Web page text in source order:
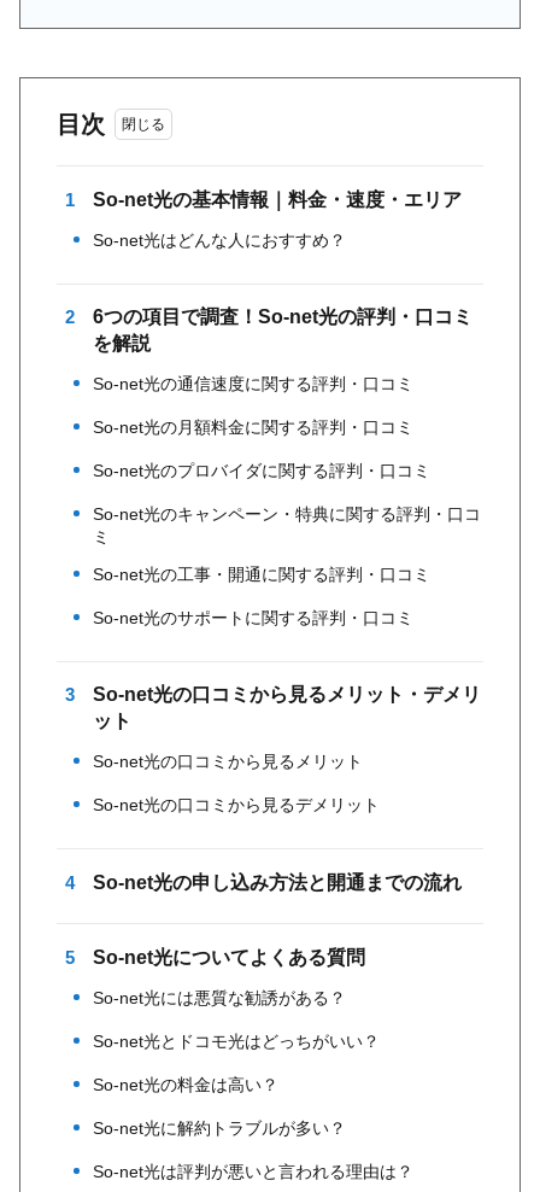
目次
1 So-net光の基本情報｜料金・速度・エリア
So-net光はどんな人におすすめ？
2
6つの項目で調査！So-net光の評判・口コミ
を解説
So-net光の通信速度に関する評判・口コミ
So-net光の月額料金に関する評判・口コミ
So-net光のプロバイダに関する評判・口コミ
So-net光のキャンペーン・特典に関する評判・口コ
ミ
So-net光の工事・開通に関する評判・口コミ
So-net光のサポートに関する評判・口コミ
3
So-net光の口コミから見るメリット・デメリ
ット
So-net光の口コミから見るメリット
So-net光の口コミから見るデメリット
4 So-net光の申し込み方法と開通までの流れ
5 So-net光についてよくある質問
So-net光には悪質な勧誘がある？
So-net光とドコモ光はどっちがいい？
So-net光の料金は高い？
So-net光に解約トラブルが多い？
So-net光は評判が悪いと言われる理由は？